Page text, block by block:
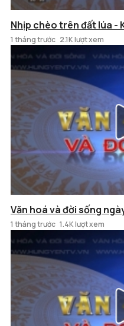
Nhịp chèo trên đất lúa -
1 tháng trước 2.1K lượt xem
Văn hoá và đời sống
1 tháng trước 1.4K lượt xem